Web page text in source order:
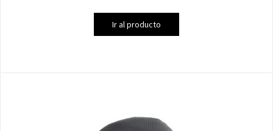
Ir al producto